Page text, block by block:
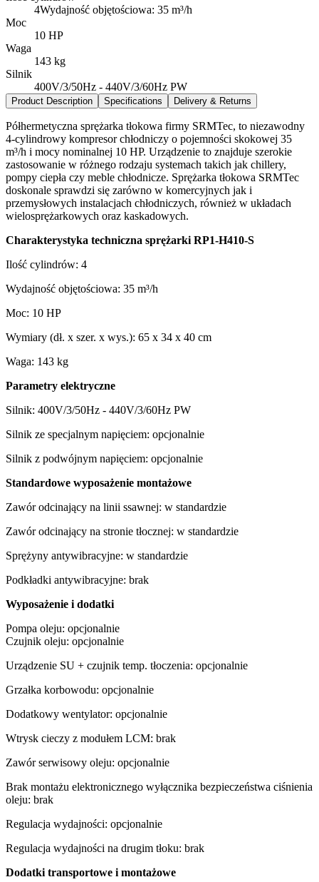
4Wydajność objętościowa: 35 m³/h
Moc
10 HP
Waga
143 kg
Silnik
400V/3/50Hz - 440V/3/60Hz PW
Product Description Specifications Delivery & Returns
Półhermetyczna sprężarka tłokowa firmy SRMTec, to niezawodny
4-cylindrowy kompresor chłodniczy o pojemności skokowej 35
m³/h i mocy nominalnej 10 HP. Urządzenie to znajduje szerokie
zastosowanie w różnego rodzaju systemach takich jak chillery,
pompy ciepła czy meble chłodnicze. Sprężarka tłokowa SRMTec
doskonale sprawdzi się zarówno w komercyjnych jak i
przemysłowych instalacjach chłodniczych, również w układach
wielosprężarkowych oraz kaskadowych.
Charakterystyka techniczna sprężarki RP1-H410-S
Ilość cylindrów: 4
Wydajność objętościowa: 35 m³/h
Moc: 10 HP
Wymiary (dł. x szer. x wys.): 65 x 34 x 40 cm
Waga: 143 kg
Parametry elektryczne
Silnik: 400V/3/50Hz - 440V/3/60Hz PW
Silnik ze specjalnym napięciem: opcjonalnie
Silnik z podwójnym napięciem: opcjonalnie
Standardowe wyposażenie montażowe
Zawór odcinający na linii ssawnej: w standardzie
Zawór odcinający na stronie tłocznej: w standardzie
Sprężyny antywibracyjne: w standardzie
Podkładki antywibracyjne: brak
Wyposażenie i dodatki
Pompa oleju: opcjonalnie
Czujnik oleju: opcjonalnie
Urządzenie SU + czujnik temp. tłoczenia: opcjonalnie
Grzałka korbowodu: opcjonalnie
Dodatkowy wentylator: opcjonalnie
Wtrysk cieczy z modułem LCM: brak
Zawór serwisowy oleju: opcjonalnie
Brak montażu elektronicznego wyłącznika bezpieczeństwa ciśnienia
oleju: brak
Regulacja wydajności: opcjonalnie
Regulacja wydajności na drugim tłoku: brak
Dodatki transportowe i montażowe